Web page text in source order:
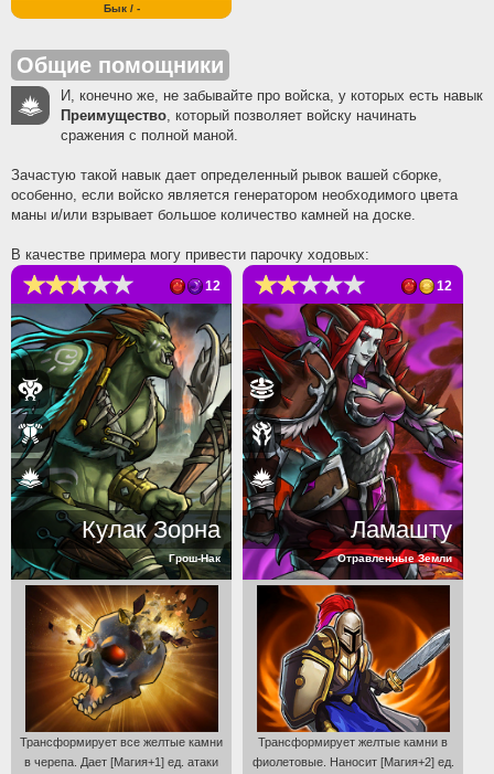
Бык / -
Общие помощники
И, конечно же, не забывайте про войска, у которых есть навык
Преимущество , который позволяет войску начинать
сражения с полной маной.
Зачастую такой навык дает определенный рывок вашей сборке,
особенно, если войско является генератором необходимого цвета
маны и/или взрывает большое количество камней на доске.
В качестве примера могу привести парочку ходовых:
12
Кулак Зорна
Грош-Нак
Трансформирует все желтые камни
в черепа. Дает [Магия+1] ед. атаки
12
Ламашту
Отравленные Земли
Трансформирует желтые камни в
фиолетовые. Наносит [Магия+2] ед.